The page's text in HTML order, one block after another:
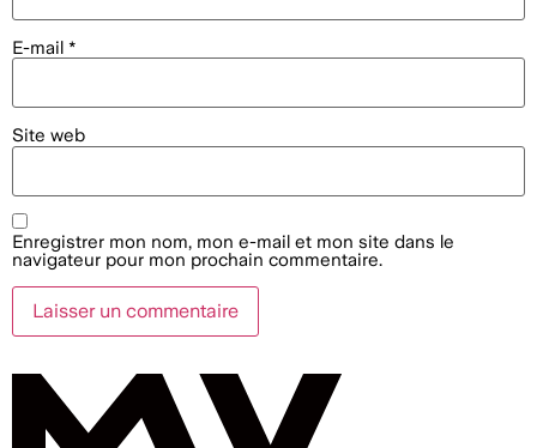
E-mail *
Site web
Enregistrer mon nom, mon e-mail et mon site dans le
navigateur pour mon prochain commentaire.